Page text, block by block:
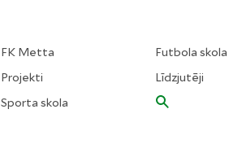
FK Metta
Projekti
Sporta skola
Futbola skola
Līdzjutēji